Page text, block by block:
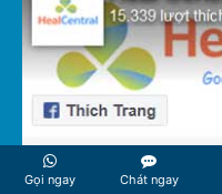
Gọi ngay Chát ngay